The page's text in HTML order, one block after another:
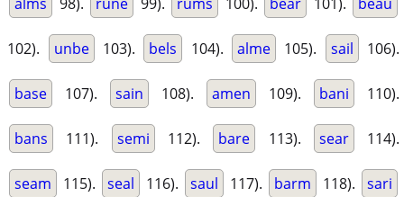
102). unbe 103). bels 104). alme 105). sail 106).
base 107). sain 108). amen 109). bani 110).
bans 111). semi 112). bare 113). sear 114).
seam 115). seal 116). saul 117). barm 118). sari